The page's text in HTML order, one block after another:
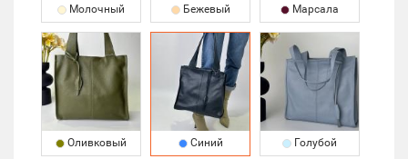
Молочный Бежевый Марсала
Оливковый Синий Голубой